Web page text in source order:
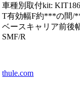
車種別取付kit:
T有効幅F約***の間/
ベースキャリア前後
SMF/R
thule.com